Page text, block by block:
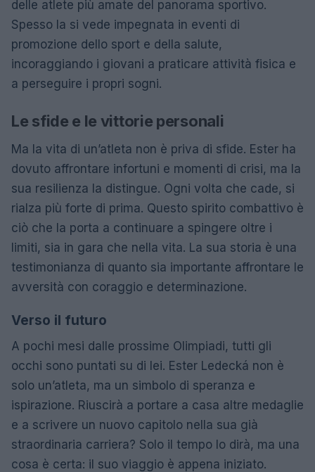
delle atlete più amate del panorama sportivo.
Spesso la si vede impegnata in eventi di
promozione dello sport e della salute,
incoraggiando i giovani a praticare attività fisica e
a perseguire i propri sogni.
Le sfide e le vittorie personali
Ma la vita di un’atleta non è priva di sfide. Ester ha
dovuto affrontare infortuni e momenti di crisi, ma la
sua resilienza la distingue. Ogni volta che cade, si
rialza più forte di prima. Questo spirito combattivo è
ciò che la porta a continuare a spingere oltre i
limiti, sia in gara che nella vita. La sua storia è una
testimonianza di quanto sia importante affrontare le
avversità con coraggio e determinazione.
Verso il futuro
A pochi mesi dalle prossime Olimpiadi, tutti gli
occhi sono puntati su di lei. Ester Ledecká non è
solo un’atleta, ma un simbolo di speranza e
ispirazione. Riuscirà a portare a casa altre medaglie
e a scrivere un nuovo capitolo nella sua già
straordinaria carriera? Solo il tempo lo dirà, ma una
cosa è certa: il suo viaggio è appena iniziato.